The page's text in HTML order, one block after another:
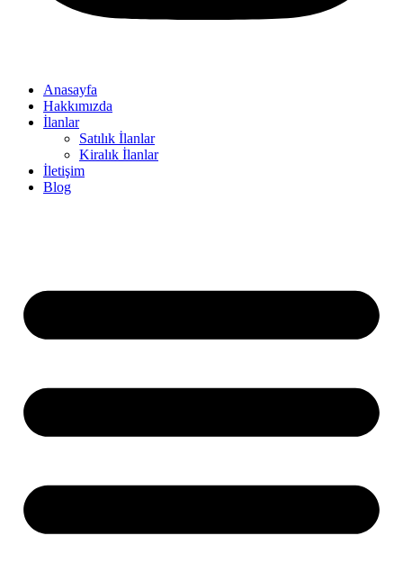
Anasayfa
Hakkımızda
İlanlar
Satılık İlanlar
Kiralık İlanlar
İletişim
Blog